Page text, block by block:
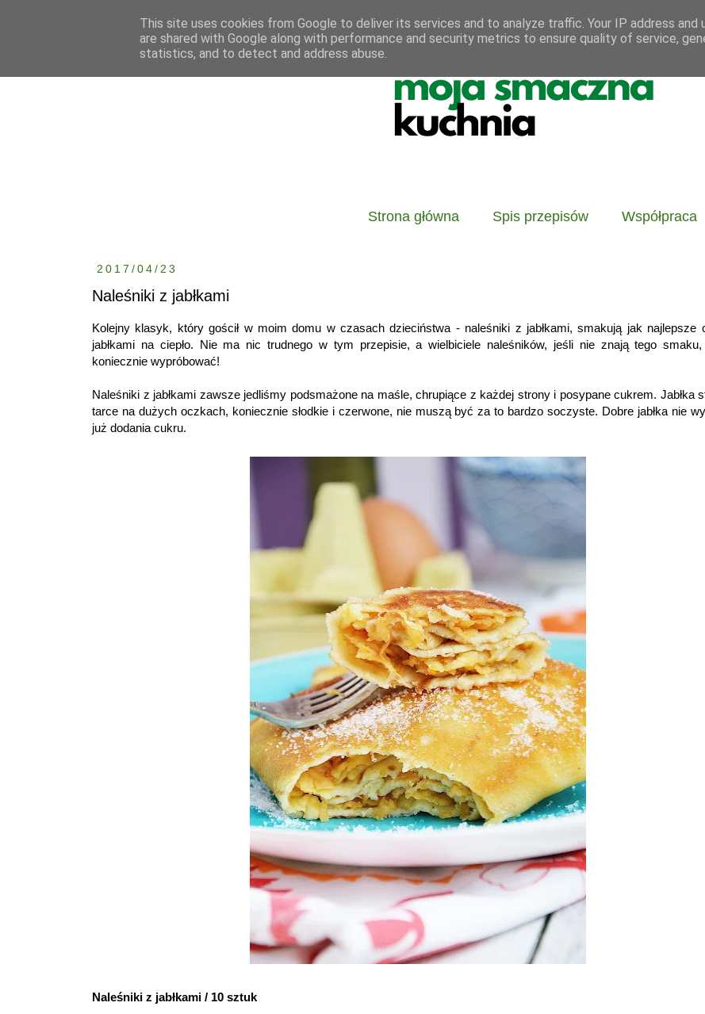
Strona główna Spis przepisów Współpraca
2017/04/23
Naleśniki z jabłkami
Kolejny klasyk, który gościł w moim domu w czasach dzieciństwa - naleśniki z jabłkami, smakują jak najlepsze
jabłkami na ciepło. Nie ma nic trudnego w tym przepisie, a wielbiciele naleśników, jeśli nie znają tego
koniecznie wypróbować!
Naleśniki z jabłkami zawsze jedliśmy podsmażone na maśle, chrupiące z każdej strony i posypane cukrem. Jabłka
tarce na dużych oczkach, koniecznie słodkie i czerwone, nie muszą być za to bardzo soczyste. Dobre jabłka nie
już dodania cukru.
Naleśniki z jabłkami / 10 sztuk
This site uses cookies from Google to deliver its services and to analyze traffic. Your IP address and
are shared with Google along with performance and security metrics to ensure quality of service,
statistics, and to detect and address abuse.